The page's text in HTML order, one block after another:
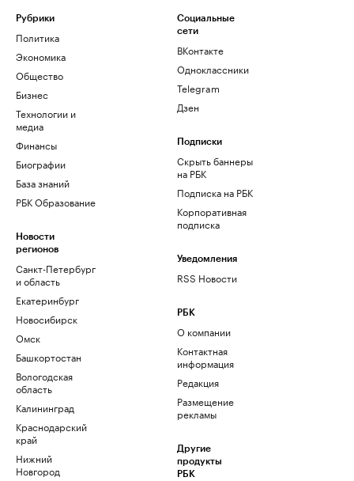
Рубрики
Политика
Экономика
Общество
Бизнес
Технологии и
медиа
Финансы
Биографии
База знаний
РБК Образование
Новости
регионов
Санкт-Петербург
и область
Екатеринбург
Новосибирск
Омск
Башкортостан
Вологодская
область
Калининград
Краснодарский
край
Нижний
Новгород
Социальные
сети
ВКонтакте
Одноклассники
Telegram
Дзен
Подписки
Скрыть баннеры
на РБК
Подписка на РБК
Корпоративная
подписка
Уведомления
RSS Новости
РБК
О компании
Контактная
информация
Редакция
Размещение
рекламы
Другие
продукты
РБК